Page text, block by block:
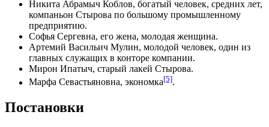
Никита Абрамыч Коблов, богатый человек, средних лет,
компаньон Стырова по большому промышленному
предприятию.
Софья Сергевна, его жена, молодая женщина.
Артемий Васильич Мулин, молодой человек, один из
главных служащих в конторе компании.
Мирон Ипатыч, старый лакей Стырова.
Марфа Севастьяновна, экономка[5].
Постановки